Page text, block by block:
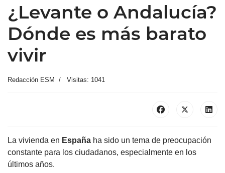
¿Levante o Andalucía?
Dónde es más barato
vivir
Redacción ESM Visitas: 1041
La vivienda en España ha sido un tema de preocupación
constante para los ciudadanos, especialmente en los
últimos años.